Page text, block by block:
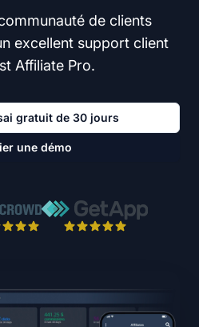
de clients
excellent support client
Affiliate Pro.
gratuit de 30 jours
une démo